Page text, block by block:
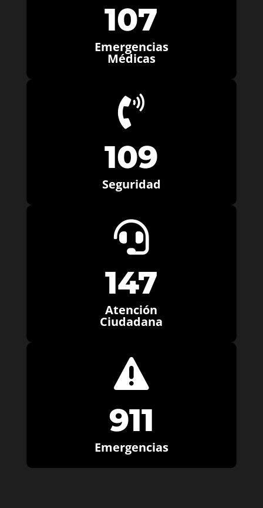
107
Emergencias
Médicas

109
Seguridad

147
Atención
Ciudadana

911
Emergencias